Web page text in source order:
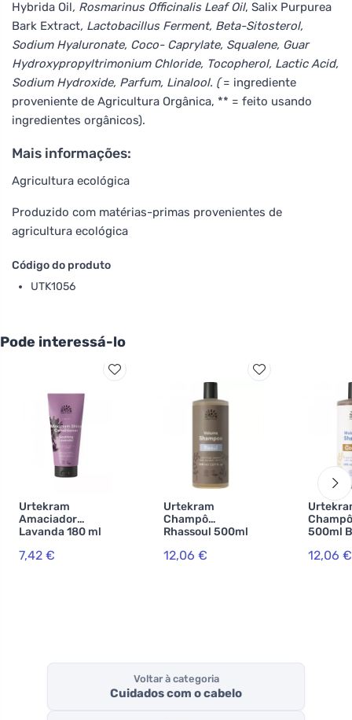
Hybrida Oil, Rosmarinus Officinalis Leaf Oil, Salix Purpurea
Bark Extract, Lactobacillus Ferment, Beta-Sitosterol,
Sodium Hyaluronate, Coco- Caprylate, Squalene, Guar
Hydroxypropyltrimonium Chloride, Tocopherol, Lactic Acid,
Sodium Hydroxide, Parfum, Linalool. (= ingrediente
proveniente de Agricultura Orgânica, ** = feito usando
ingredientes orgânicos).
Mais informações:
Agricultura ecológica
Produzido com matérias-primas provenientes de
agricultura ecológica
Código do produto
UTK1056
Pode interessá-lo
Urtekram
Amaciador
Lavanda 180 ml
7,42 €
Urtekram
Champô
Rhassoul 500ml
12,06 €
500ml
12,06 €
Voltar à categoria
Cuidados com o cabelo